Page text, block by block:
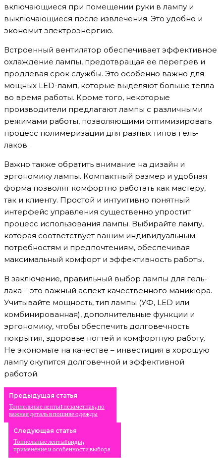
включающиеся при помещении руки в лампу и
выключающиеся после извлечения. Это удобно и
экономит электроэнергию.
Встроенный вентилятор обеспечивает эффективное
охлаждение лампы, предотвращая ее перегрев и
продлевая срок службы. Это особенно важно для
мощных LED-ламп, которые выделяют больше тепла
во время работы. Кроме того, некоторые
производители предлагают лампы с различными
режимами работы, позволяющими оптимизировать
процесс полимеризации для разных типов гель-
лаков.
Важно также обратить внимание на дизайн и
эргономику лампы. Компактный размер и удобная
форма позволят комфортно работать как мастеру,
так и клиенту. Простой и интуитивно понятный
интерфейс управления существенно упростит
процесс использования лампы. Выбирайте лампу,
которая соответствует вашим индивидуальным
потребностям и предпочтениям, обеспечивая
максимальный комфорт и эффективность работы.
В заключение, правильный выбор лампы для гель-
лака – это важный аспект качественного маникюра.
Учитывайте мощность, тип лампы (УФ, LED или
комбинированная), дополнительные функции и
эргономику, чтобы обеспечить долговечность
покрытия, здоровье ногтей и комфортную работу.
Не экономьте на качестве – инвестиция в хорошую
лампу окупится долговечной и эффективной
работой.
Предыдущая статья
Тоннельные ленты: незаметная, но
важная деталь в пошиве одежды
Следующая статья
Тоннельные ленты: виды,
применение и особенности выбора